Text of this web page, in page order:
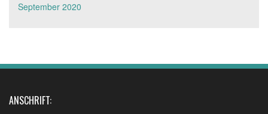
September 2020
ANSCHRIFT: